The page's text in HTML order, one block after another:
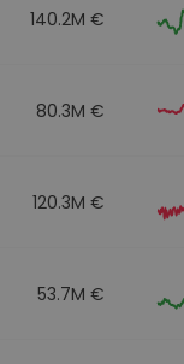
140.2M €
80.3M €
120.3M €
53.7M €